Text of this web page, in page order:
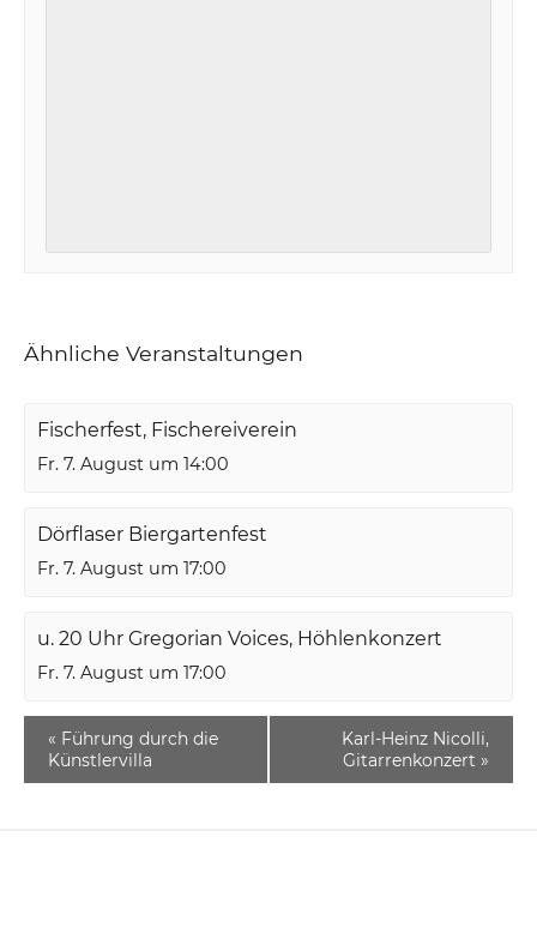
Ähnliche Veranstaltungen
Fischerfest, Fischereiverein
Fr. 7. August um 14:00
Dörflaser Biergartenfest
Fr. 7. August um 17:00
u. 20 Uhr Gregorian Voices, Höhlenkonzert
Fr. 7. August um 17:00
« Führung durch die
Künstlervilla
Karl-Heinz Nicolli,
Gitarrenkonzert »